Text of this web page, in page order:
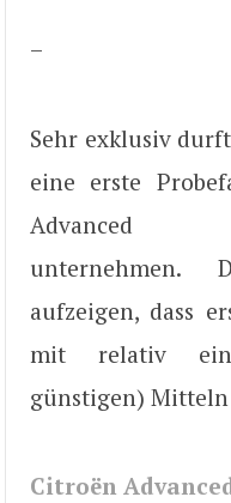
–
Sehr exklusiv
eine erste
Advanced
unternehmen.
aufzeigen, dass
mit relativ
günstigen)
Citroën